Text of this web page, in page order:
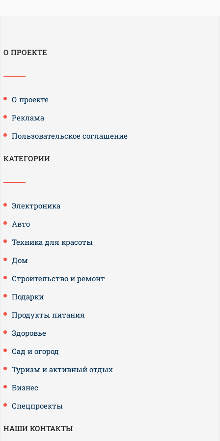
О ПРОЕКТЕ
О проекте
Реклама
Пользовательское соглашение
КАТЕГОРИИ
Электроника
Авто
Техника для красоты
Дом
Строительство и ремонт
Подарки
Продукты питания
Здоровье
Сад и огород
Туризм и активный отдых
Бизнес
Спецпроекты
НАШИ КОНТАКТЫ